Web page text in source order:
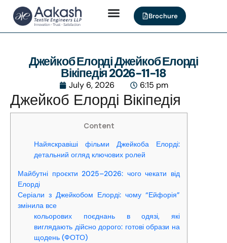
Brochure
Джейкоб Елорді Джейкоб Елорді
Вікіпедія 2026-11-18
July 6, 2026 6:15 pm
Джейкоб Елорді Вікіпедія
Content
Найяскравіші фільми Джейкоба Елорді:
детальний огляд ключових ролей
Майбутні проєкти 2025–2026: чого чекати від
Елорді
Серіали з Джейкобом Елорді: чому “Ейфорія”
змінила все
кольорових поєднань в одязі, які
виглядають дійсно дорого: готові образи на
щодень (ФОТО)